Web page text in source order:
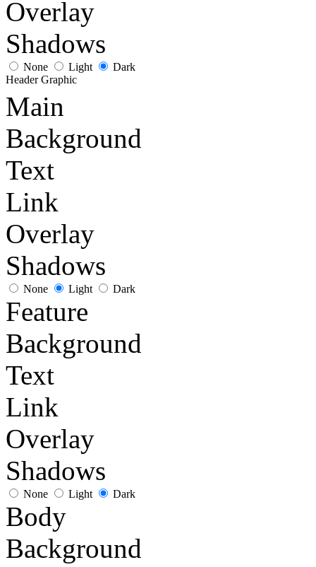
Overlay
Shadows
None Light
Dark
Header Graphic
Main
Background
Text
Link
Overlay
Shadows
None Light Dark
Feature
Background
Text
Link
Overlay
Shadows
None Light Dark
Body
Background